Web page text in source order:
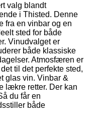
valg blandt
i Thisted. Denne
fra en vinbar og en
sted for både
Vinudvalget er
både klassiske
Atmosfæren er
til det perfekte sted,
glas vin. Vinbar &
lækre retter. Der kan
du får en
både